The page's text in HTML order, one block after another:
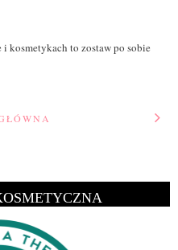
kosmetykach to zostaw po sobie